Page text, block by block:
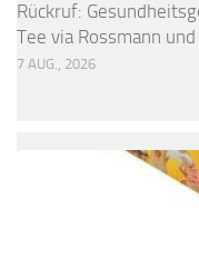
Rückruf:
Tee via Rossmann
7 AUG., 2026